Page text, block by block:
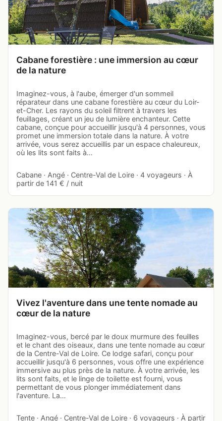
Cabane forestière : une immersion au cœur
de la nature
Imaginez-vous, à l'aube, émerger d'un sommeil
réparateur dans une cabane forestière au cœur du Loir-
et-Cher. Les rayons du soleil filtrent à travers les
feuillages, créant un jeu de lumière enchanteur. Cette
cabane, conçue pour accueillir jusqu'à 4 personnes, vous
promet une immersion totale dans la nature. À votre
arrivée, vous serez accueillis par un espace chaleureux,
où les lits sont faits à…
Cabane · Angé · Centre-Val de Loire · 4 voyageurs · À
partir de 141 € / nuit
Vivez l'aventure dans une tente nomade au
cœur de la nature
Imaginez-vous, bercé par le doux murmure des feuilles
et le chant des oiseaux, dans une tente nomade au cœur
de la Centre-Val de Loire. Ce lodge safari, conçu pour
accueillir jusqu'à 6 personnes, vous offre une expérience
immersive au plus près de la nature. À votre arrivée, les
lits sont faits, et le linge de toilette est fourni, vous
permettant de vous plonger immédiatement dans
l'aventure. La…
Tente · Angé · Centre-Val de Loire · 6 voyageurs · À partir